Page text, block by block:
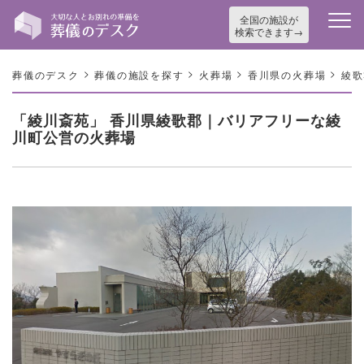
全国の施設が
検索できます
葬儀のデスク >葬儀の施設を探す > 火葬場 > 香川県の火葬場 > 綾
「綾川斎苑」 香川県綾歌郡｜バリアフリーな綾
川町公営の火葬場